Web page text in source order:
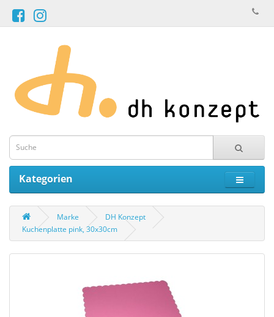
Kategorien
Marke
DH Konzept
Kuchenplatte pink, 30x30cm